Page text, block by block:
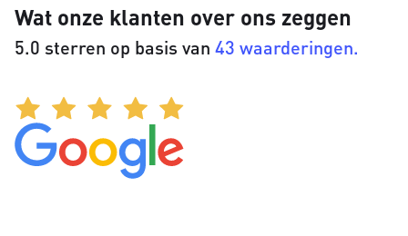
Wat onze klanten over ons zeggen
5.0 sterren op basis van 43 waarderingen.